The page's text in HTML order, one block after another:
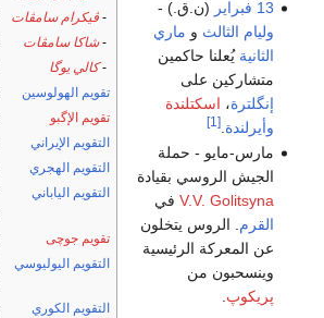
- ڤيكرام سامڤات
-شاكا سامڤات
-كالي يوگا
تقويم الهولوسين
تقويم الإگبو
التقويم الإيراني
التقويم الهجري
التقويم الياباني
تقويم جوچى
التقويم اليوليوسي
التقويم الكوري
13 فبراير
(ن.ق.) -
وليام الثالث و ماري
الثانية يُعلنا حاكمين
متشاركين على
إنگلترة، اسكتلندة
وأيرلندة .
[1]
مارس-مايو - حملة
الجيش الروسي بقيادة
V.V. Golitsyna في
القرم. الروس يتخلون
عن المعركة الرئيسية
وينسحبون من
پريكوپ.